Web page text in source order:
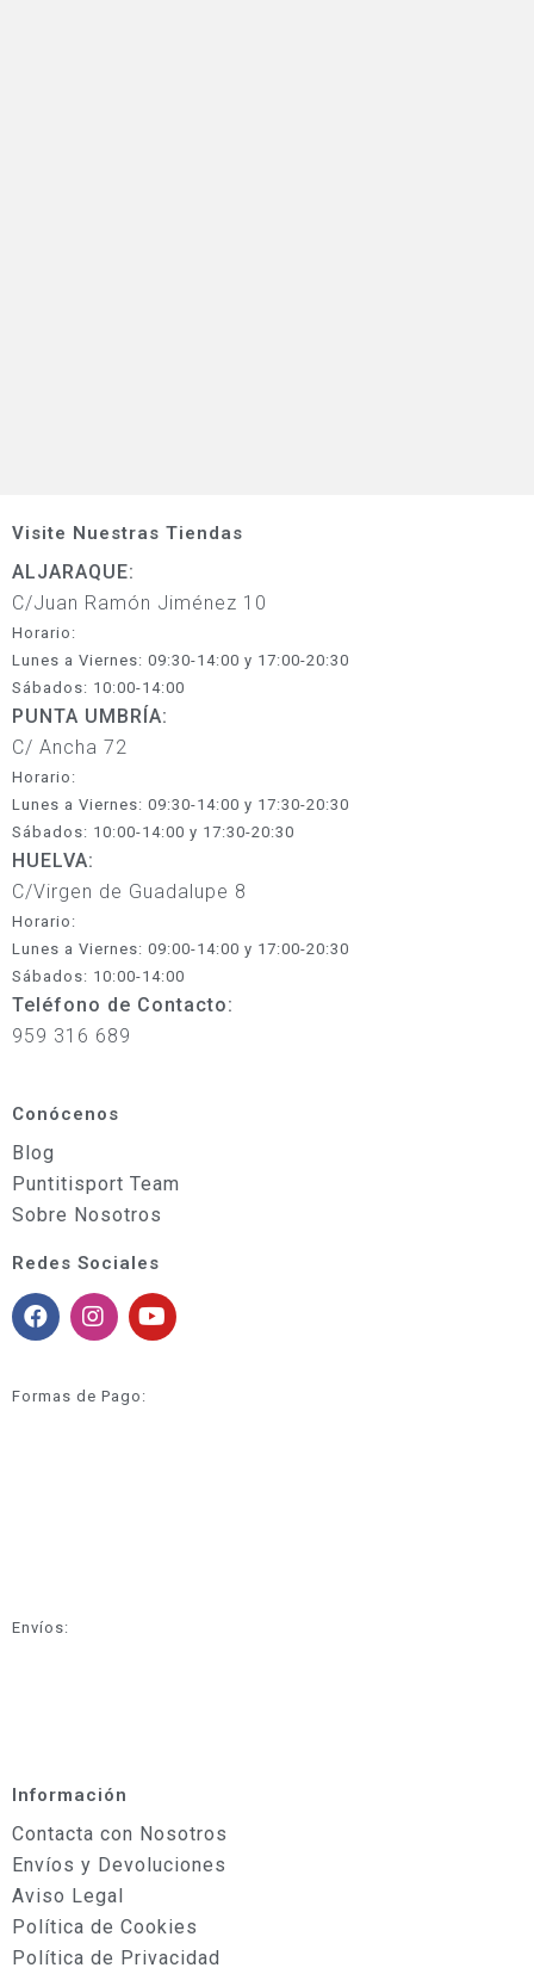
Visite Nuestras Tiendas
ALJARAQUE:
C/Juan Ramón Jiménez 10
Horario:
Lunes a Viernes: 09:30-14:00 y 17:00-20:30
Sábados: 10:00-14:00
PUNTA UMBRÍA:
C/ Ancha 72
Horario:
Lunes a Viernes: 09:30-14:00 y 17:30-20:30
Sábados: 10:00-14:00 y 17:30-20:30
HUELVA:
C/Virgen de Guadalupe 8
Horario:
Lunes a Viernes: 09:00-14:00 y 17:00-20:30
Sábados: 10:00-14:00
Teléfono de Contacto:
959 316 689
Conócenos
Blog
Puntitisport Team
Sobre Nosotros
Redes Sociales
Formas de Pago:
Envíos:
Información
Contacta con Nosotros
Envíos y Devoluciones
Aviso Legal
Política de Cookies
Política de Privacidad